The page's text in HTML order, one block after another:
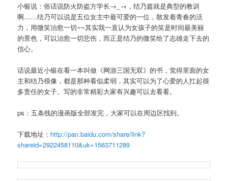
小银说：俗话说防火防盗方学长→_→，结乃篇就是典型的教训
啊……结乃可以说是五位女主中最可爱的一位，散发着青春的活
力，用微笑治愈一切~~其实我一直认为女孩子的笑是时间最美丽
的景色，可以治愈一切悲伤，而正是结乃的微笑给了志雄走下去的
信心。
话说最近小银在看一本叫做《网游三国无双》的书，觉得里面的女
主和结乃很像，都是那种看似柔弱，其实可以为了心爱的人扛起很
多责任的女子。写的非常精彩大家有兴趣可以去看看。
ps：五条线的漫画版全部发完，大家可以在周边区找到。
下载地址： http://pan.baidu.com/share/link?
shareid=2922458110&uk=1563711289